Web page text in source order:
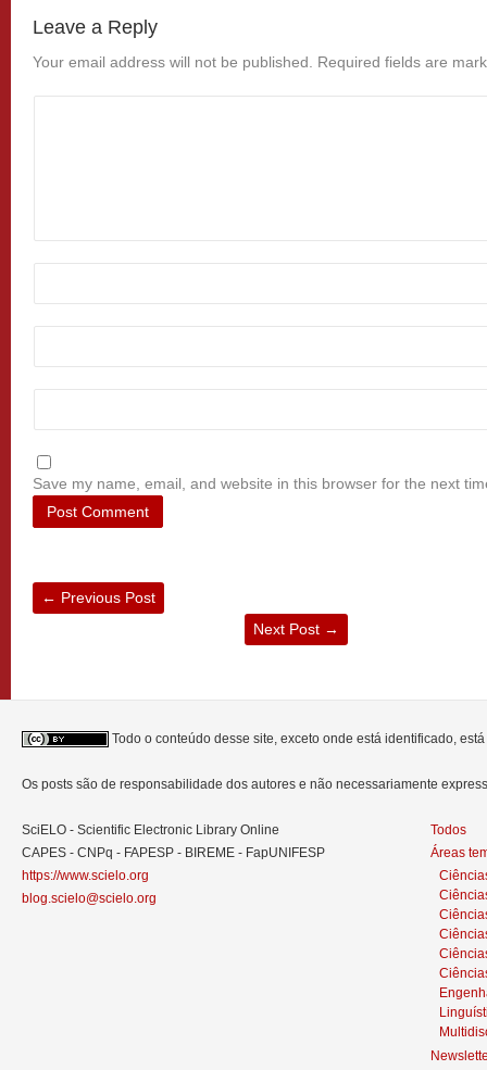
Leave a Reply
Your email address will not be published. Required fields are
Save my name, email, and website in this browser for the next
← Previous Post
Next Post →
Todo o conteúdo desse site, exceto onde está identificado,
Os posts são de responsabilidade dos autores e não necessariamente
SciELO - Scientific Electronic Library Online
CAPES - CNPq - FAPESP - BIREME - FapUNIFESP
https://www.scielo.org
blog.scielo@scielo.org
Todos
Áreas